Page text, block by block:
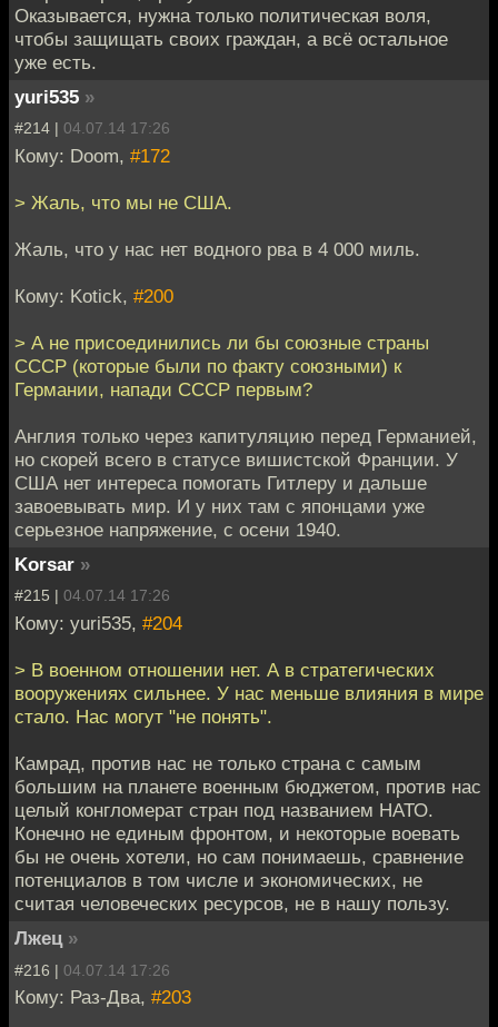
Оказывается, нужна только политическая воля,
чтобы защищать своих граждан, а всё остальное
уже есть.
yuri535 »
#214 | 04.07.14 17:26
Кому: Doom, #172
> Жаль, что мы не США.
Жаль, что у нас нет водного рва в 4 000 миль.
Кому: Kotick, #200
> А не присоединились ли бы союзные страны
СССР (которые были по факту союзными) к
Германии, напади СССР первым?
Англия только через капитуляцию перед Германией,
но скорей всего в статусе вишистской Франции. У
США нет интереса помогать Гитлеру и дальше
завоевывать мир. И у них там с японцами уже
серьезное напряжение, с осени 1940.
Korsar »
#215 | 04.07.14 17:26
Кому: yuri535, #204
> В военном отношении нет. А в стратегических
вооружениях сильнее. У нас меньше влияния в мире
стало. Нас могут "не понять".
Камрад, против нас не только страна с самым
большим на планете военным бюджетом, против нас
целый конгломерат стран под названием НАТО.
Конечно не единым фронтом, и некоторые воевать
бы не очень хотели, но сам понимаешь, сравнение
потенциалов в том числе и экономических, не
считая человеческих ресурсов, не в нашу пользу.
Лжец »
#216 | 04.07.14 17:26
Кому: Раз-Два, #203